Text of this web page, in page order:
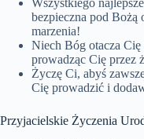
Wszystkiego
bezpieczna pod Bożą
marzenia!
Niech Bóg otacza Cię
prowadząc Cię przez
Życzę Ci, abyś
Cię prowadzić i
Przyjacielskie Życzenia